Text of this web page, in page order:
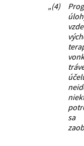
„(4)
sa